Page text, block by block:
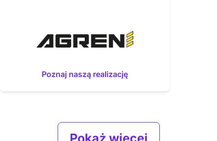
Poznaj naszą realizację